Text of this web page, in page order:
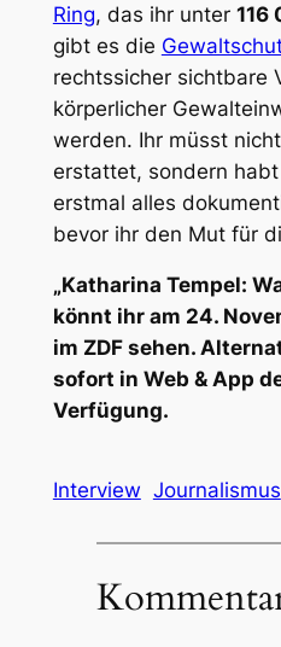
Ring, das ihr unter 116
gibt es die
rechtssicher sichtbare
körperlicher
werden. Ihr müsst
erstattet, sondern
erstmal alles
bevor ihr den Mut für
„Katharina Tempel:
könnt ihr am 24.
im ZDF sehen.
sofort in Web & App
Verfügung.
Interview Journalismus